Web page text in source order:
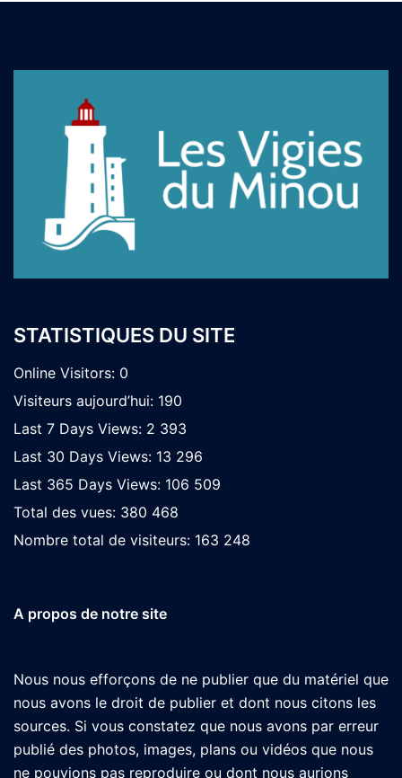
STATISTIQUES DU SITE
Online Visitors: 0
Visiteurs aujourd’hui: 190
Last 7 Days Views: 2 393
Last 30 Days Views: 13 296
Last 365 Days Views: 106 509
Total des vues: 380 468
Nombre total de visiteurs: 163 248
A propos de notre site
Nous nous efforçons de ne publier que du matériel que
nous avons le droit de publier et dont nous citons les
sources. Si vous constatez que nous avons par erreur
publié des photos, images, plans ou vidéos que nous
ne pouvions pas reproduire ou dont nous aurions